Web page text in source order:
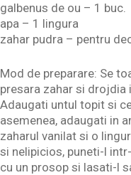
galbenus de ou – 1 buc.
apa – 1 lingura
zahar pudra – pentru
Mod de preparare: Se
presara zahar si drojdia
Adaugati untul topit si
asemenea, adaugati in
zaharul vanilat si o
si nelipicios, puneti-l
cu un prosop si lasati-l